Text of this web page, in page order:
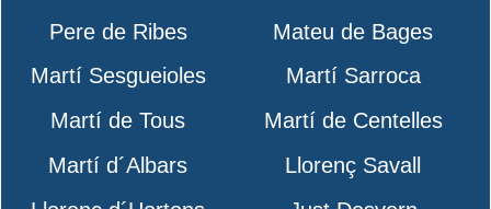
Pere de Ribes
Mateu de Bages
Martí Sesgueioles
Martí Sarroca
Martí de Tous
Martí de Centelles
Martí d´Albars
Llorenç Savall